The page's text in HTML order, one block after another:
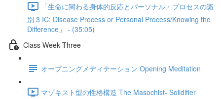
「生命に関わる身体的反応とパーソナル・プロセスの識
別 3 IC: Disease Process or Personal Process/Knowing the
Difference」 - (35:05)
Class Week Three
オープニングメディテーション Opening Meditation
マゾキスト型の性格構造 The Masochist- Solidifier